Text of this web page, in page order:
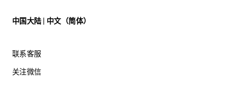
中国大陆 | 中文（简体）
联系客服
关注微信